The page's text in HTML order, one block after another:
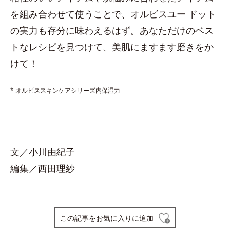
を組み合わせて使うことで、オルビスユー ドット
の実力も存分に味わえるはず。あなただけのベス
トなレシピを見つけて、美肌にますます磨きをか
けて！
* オルビススキンケアシリーズ内保湿力
文／小川由紀子
編集／西田理紗
この記事をお気に入りに追加